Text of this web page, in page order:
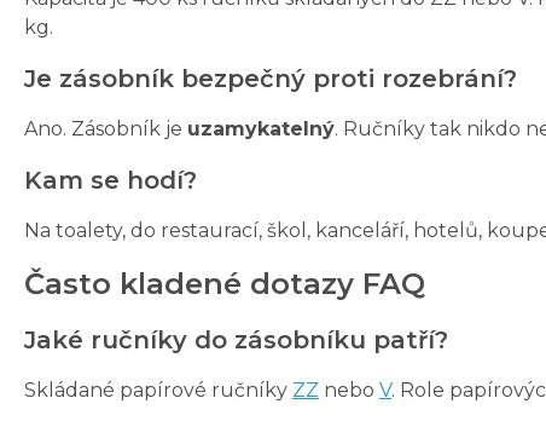
kg.
Je zásobník bezpečný proti rozebrání?
Ano. Zásobník je uzamykatelný. Ručníky tak nikdo
Kam se hodí?
Na toalety, do restaurací, škol, kanceláří, hotelů,
Často kladené dotazy FAQ
Jaké ručníky do zásobníku patří?
Skládané papírové ručníky ZZ nebo V. Role